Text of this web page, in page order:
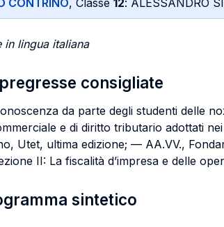
CONTRINO, Classe 12: ALESSANDRO
in lingua italiana
consigliate
da parte degli studenti delle
e di diritto tributario adottati
Utet, ultima edizione; — AA.VV.,
II: La fiscalità d’impresa e delle
sintetico